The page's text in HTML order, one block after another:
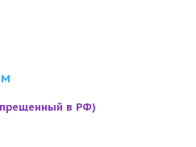
в РФ)